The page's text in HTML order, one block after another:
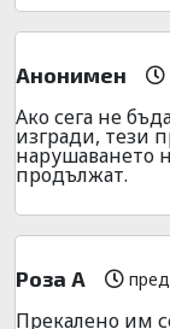
Анонимен
Ако сега не
изгради, тези
нарушаването
продължат.
Роза А
Прекалено им